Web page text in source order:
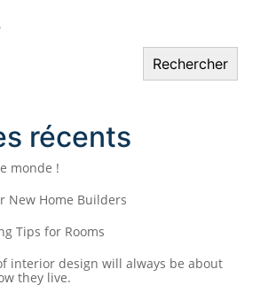
Rechercher
récents
monde !
New Home Builders
Tips for Rooms
interior design will always be about
they live.